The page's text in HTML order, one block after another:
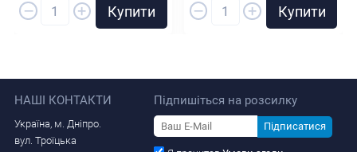
– + Купити – + Купити
НАШІ КОНТАКТИ
Україна, м. Дніпро.
вул. Троїцька
Підпишіться на розсилку
Підписатися